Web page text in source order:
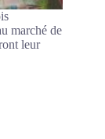
marché de
leur